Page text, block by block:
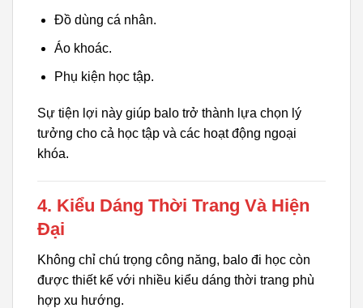
Đồ dùng cá nhân.
Áo khoác.
Phụ kiện học tập.
Sự tiện lợi này giúp balo trở thành lựa chọn lý
tưởng cho cả học tập và các hoạt động ngoại
khóa.
4. Kiểu Dáng Thời Trang Và Hiện
Đại
Không chỉ chú trọng công năng, balo đi học còn
được thiết kế với nhiều kiểu dáng thời trang phù
hợp xu hướng.